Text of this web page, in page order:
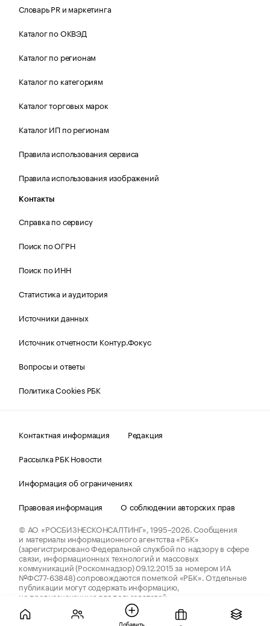
Словарь PR и маркетинга
Каталог по ОКВЭД
Каталог по регионам
Каталог по категориям
Каталог торговых марок
Каталог ИП по регионам
Правила использования сервиса
Правила использования изображений
Контакты
Справка по сервису
Поиск по ОГРН
Поиск по ИНН
Статистика и аудитория
Источники данных
Источник отчетности Контур.Фокус
Вопросы и ответы
Политика Cookies РБК
Контактная информация
Редакция
Рассылка РБК Новости
Информация об ограничениях
Правовая информация
О соблюдении авторских прав
© АО «РОСБИЗНЕСКОНСАЛТИНГ»,1995–2026.Сообщения
и материалы информационного агентства «РБК»
(зарегистрировано Федеральной службой по надзору в сфере
связи, информационных технологий и массовых
коммуникаций (Роскомнадзор) 09.12.2015 за номером ИА
№ФС77-63848) сопровождаются пометкой «РБК». Отдельные
публикации могут содержать информацию,
не предназначенную для пользователей
до 18 лет.
companycardsfeedback@rbc.ru
Добавить